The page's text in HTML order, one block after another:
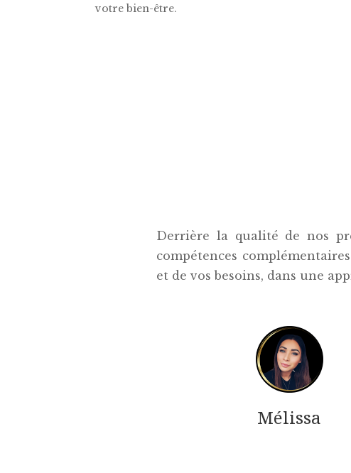
votre bien-être.
Derrière la qualité de nos
compétences
et de vos besoins, dans une
Mélissa